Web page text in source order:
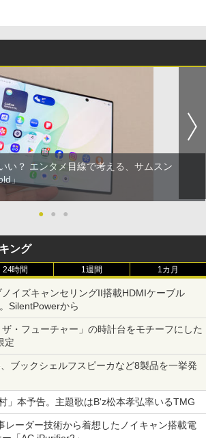
い？ エンタメ目線で考える、サムスン
」
● ● ●
ング
24時間 1週間 1カ月
イズキャンセリングII搭載HDMIケーブル
SilentPowerから
ザ・フューチャー」の時計台をモチーフにした
定
ブックシェルフスピーカなど8製品を一挙発
」本予告。主題歌はB'z松本孝弘率いるTMG
レーダー技術から着想したノイキャン搭載電